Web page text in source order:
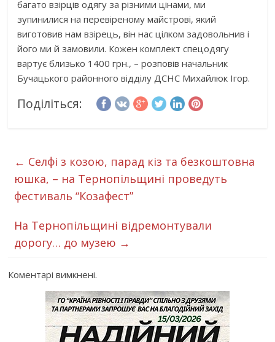
багато взірців одягу за різними цінами, ми
зупинилися на перевіреному майстрові, який
виготовив нам взірець, він нас цілком задовольнив і
його ми й замовили. Кожен комплект спецодягу
вартує близько 1400 грн., – розповів начальник
Бучацького районного відділу ДСНС Михайлюк Ігор.
Поділіться:
← Селфі з козою, парад кіз та безкоштовна
юшка, – на Тернопільщині проведуть
фестиваль “Козафест”
На Тернопільщині відремонтували
дорогу… до музею →
Коментарі вимкнені.